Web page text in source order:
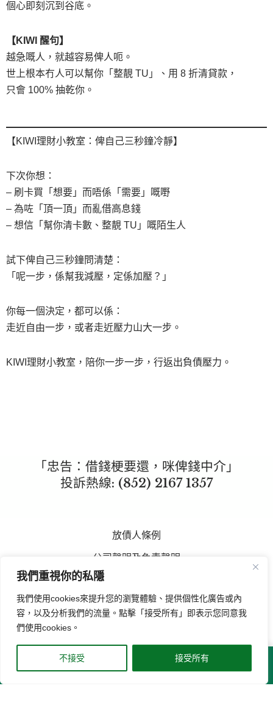
我們重視你的私隱
我們使用cookies來提升您的瀏覽體驗、提供個性化廣告或內
容，以及分析我們的流量。點擊「接受所有」即表示您同意我
們使用cookies。
不接受 接受所有
個心即刻沉到谷底。
【KIWI 醒句】
越急嘅人，就越容易俾人呃。
世上根本冇人可以幫你「整靚 TU」、用 8 折清貸款，
只會 100% 抽乾你。
【KIWI理財小教室：俾自己三秒鐘冷靜】
下次你想：
– 刷卡買「想要」而唔係「需要」嘅嘢
– 為咗「頂一頂」而亂借高息錢
– 想信「幫你清卡數、整靚 TU」嘅陌生人
試下俾自己三秒鐘問清楚：
「呢一步，係幫我減壓，定係加壓？」
你每一個決定，都可以係：
走近自由一步，或者走近壓力山大一步。
KIWI理財小教室，陪你一步一步，行返出負債壓力。
「忠告：借錢梗要還，咪俾錢中介」
投訴熱線: (852) 2167 1357
放債人條例
公司聲明及免責聲明
資料政策及個人資料私隱條例
© 2026 宏亞按揭證券有限公司 版權所有 (放債人牌照號碼:
主頁 私人貸款 立即申請 結餘轉戶 Whatsapp